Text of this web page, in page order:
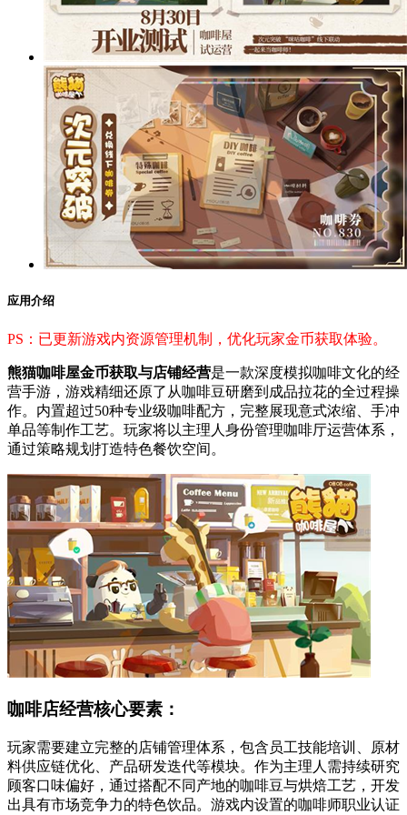
应用介绍
PS：已更新游戏内资源管理机制，优化玩家金币获取体验。
熊猫咖啡屋金币获取与店铺经营是一款深度模拟咖啡文化的经
营手游，游戏精细还原了从咖啡豆研磨到成品拉花的全过程操
作。内置超过50种专业级咖啡配方，完整展现意式浓缩、手冲
单品等制作工艺。玩家将以主理人身份管理咖啡厅运营体系，
通过策略规划打造特色餐饮空间。
咖啡店经营核心要素：
玩家需要建立完整的店铺管理体系，包含员工技能培训、原材
料供应链优化、产品研发迭代等模块。作为主理人需持续研究
顾客口味偏好，通过搭配不同产地的咖啡豆与烘焙工艺，开发
出具有市场竞争力的特色饮品。游戏内设置的咖啡师职业认证